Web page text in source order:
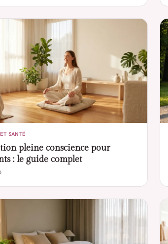
SANTÉ
pleine conscience pour
: le guide complet